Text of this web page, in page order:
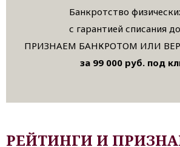
Банкротство
с гарантией списания
ПРИЗНАЕМ БАНКРОТОМ ИЛИ
за 99 000 руб. под
РЕЙТИНГИ И